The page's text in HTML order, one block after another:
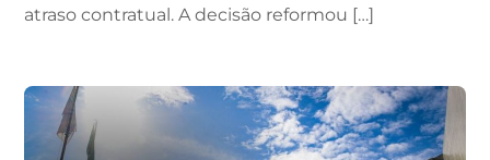
atraso contratual. A decisão reformou […]